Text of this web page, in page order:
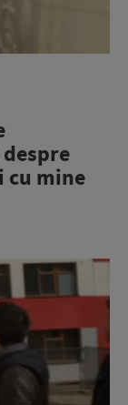
cu mine